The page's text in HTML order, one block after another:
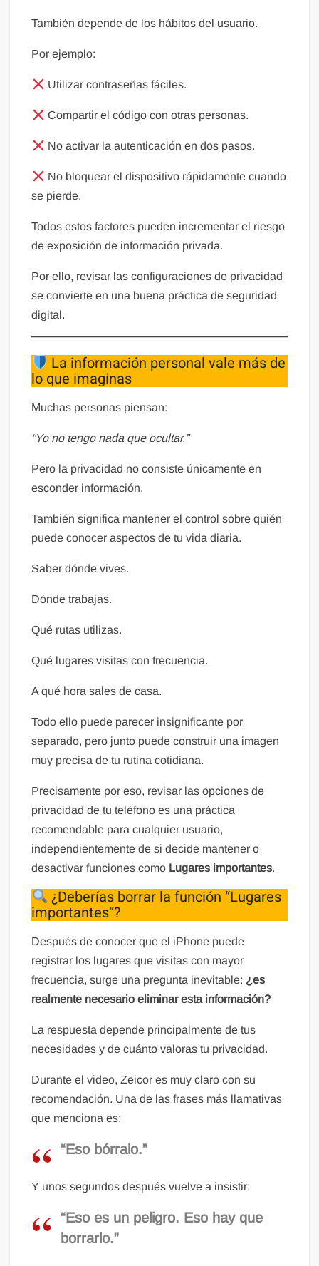
También depende de los hábitos del usuario.
Por ejemplo:
Utilizar contraseñas fáciles.
Compartir el código con otras personas.
No activar la autenticación en dos pasos.
No bloquear el dispositivo rápidamente cuando
se pierde.
Todos estos factores pueden incrementar el riesgo
de exposición de información privada.
Por ello, revisar las configuraciones de privacidad
se convierte en una buena práctica de seguridad
digital.
La información personal vale más de
lo que imaginas
Muchas personas piensan:
“Yo no tengo nada que ocultar.”
Pero la privacidad no consiste únicamente en
esconder información.
También significa mantener el control sobre quién
puede conocer aspectos de tu vida diaria.
Saber dónde vives.
Dónde trabajas.
Qué rutas utilizas.
Qué lugares visitas con frecuencia.
A qué hora sales de casa.
Todo ello puede parecer insignificante por
separado, pero junto puede construir una imagen
muy precisa de tu rutina cotidiana.
Precisamente por eso, revisar las opciones de
privacidad de tu teléfono es una práctica
recomendable para cualquier usuario,
independientemente de si decide mantener o
desactivar funciones como Lugares importantes.
¿Deberías borrar la función “Lugares
importantes”?
Después de conocer que el iPhone puede
registrar los lugares que visitas con mayor
frecuencia, surge una pregunta inevitable: ¿es
realmente necesario eliminar esta información?
La respuesta depende principalmente de tus
necesidades y de cuánto valoras tu privacidad.
Durante el video, Zeicor es muy claro con su
recomendación. Una de las frases más llamativas
que menciona es:
“Eso bórralo.”
Y unos segundos después vuelve a insistir:
“Eso es un peligro. Eso hay que
borrarlo.”